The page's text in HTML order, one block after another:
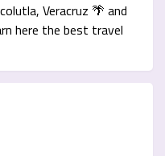
Veracruz 🌴 and
here the best travel